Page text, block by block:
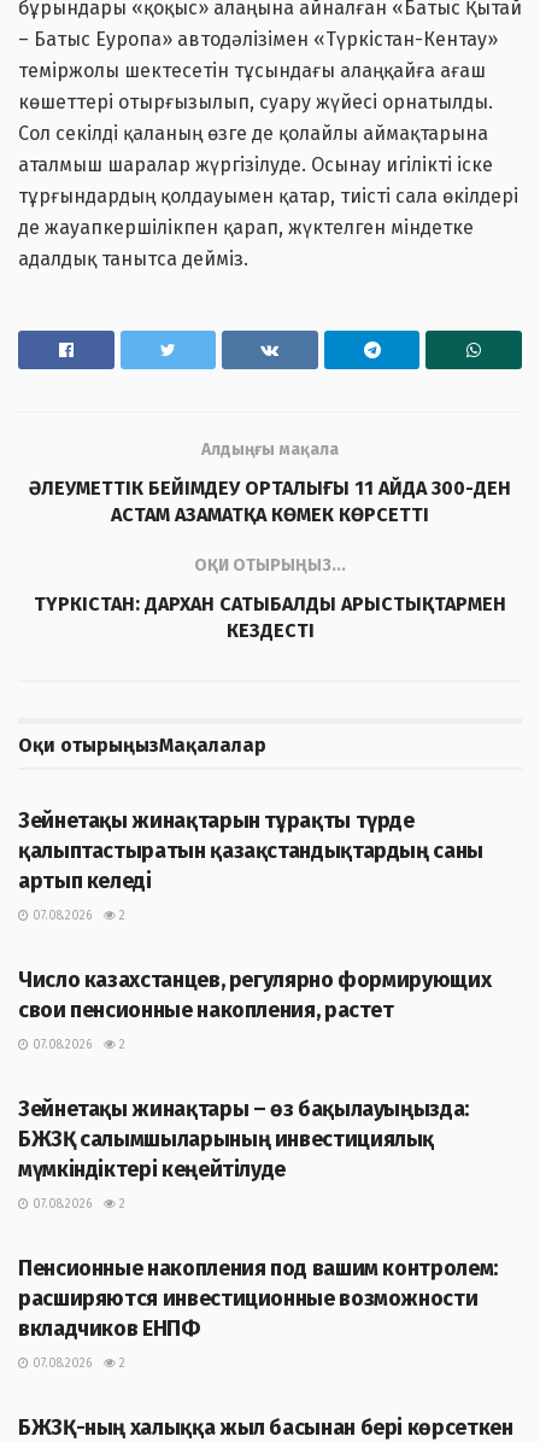
бұрындары «қоқыс» алаңына айналған «Батыс Қытай
– Батыс Еуропа» автодәлізімен «Түркістан-Кентау»
теміржолы шектесетін тұсындағы алаңқайға ағаш
көшеттері отырғызылып, суару жүйесі орнатылды.
Сол секілді қаланың өзге де қолайлы аймақтарына
аталмыш шаралар жүргізілуде. Осынау игілікті іске
тұрғындардың қолдауымен қатар, тиісті сала өкілдері
де жауапкершілікпен қарап, жүктелген міндетке
адалдық танытса дейміз.
Алдыңғы мақала
ӘЛЕУМЕТТІК БЕЙІМДЕУ ОРТАЛЫҒЫ 11 АЙДА 300-ДЕН
АСТАМ АЗАМАТҚА КӨМЕК КӨРСЕТТІ
ОҚИ ОТЫРЫҢЫЗ...
ТҮРКІСТАН: ДАРХАН САТЫБАЛДЫ АРЫСТЫҚТАРМЕН
КЕЗДЕСТІ
Оқи отырыңызМақалалар
Зейнетақы жинақтарын тұрақты түрде
қалыптастыратын қазақстандықтардың саны
артып келеді
07.08.2026
2
Число казахстанцев, регулярно формирующих
свои пенсионные накопления, растет
07.08.2026
2
Зейнетақы жинақтары – өз бақылауыңызда:
БЖЗҚ салымшыларының инвестициялық
мүмкіндіктері кеңейтілуде
07.08.2026
2
Пенсионные накопления под вашим контролем:
расширяются инвестиционные возможности
вкладчиков ЕНПФ
07.08.2026
2
БЖЗҚ-ның халыққа жыл басынан бері көрсеткен